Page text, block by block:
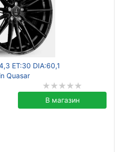
ET:30 DIA:60,1
Quasar
В магазин